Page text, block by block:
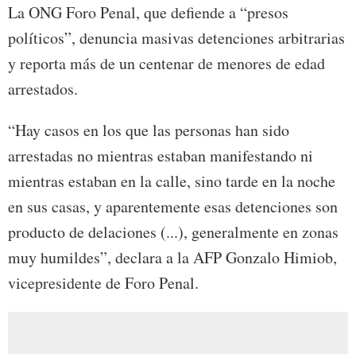
La ONG Foro Penal, que defiende a “presos
políticos”, denuncia masivas detenciones arbitrarias
y reporta más de un centenar de menores de edad
arrestados.
“Hay casos en los que las personas han sido
arrestadas no mientras estaban manifestando ni
mientras estaban en la calle, sino tarde en la noche
en sus casas, y aparentemente esas detenciones son
producto de delaciones (...), generalmente en zonas
muy humildes”, declara a la AFP Gonzalo Himiob,
vicepresidente de Foro Penal.